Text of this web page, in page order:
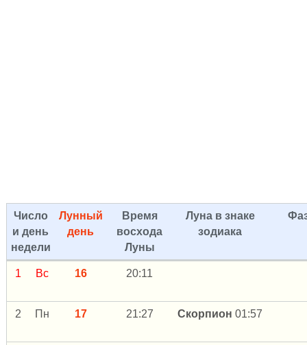
Число
и день
недели
Лунный
день
Время
восхода
Луны
Луна в знаке
зодиака
1 Вс 16 20:11
2 Пн 17 21:27 Скорпион 01:57